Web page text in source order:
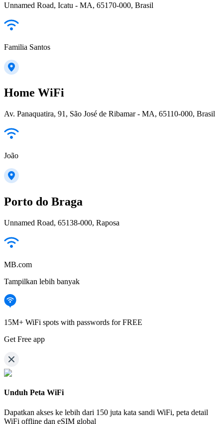
Unnamed Road, Icatu - MA, 65170-000, Brasil
Familia Santos
Home WiFi
Av. Panaquatira, 91, São José de Ribamar - MA, 65110-000, Brasil
João
Porto do Braga
Unnamed Road, 65138-000, Raposa
MB.com
Tampilkan lebih banyak
15M+ WiFi spots with passwords for FREE
Get Free app
Unduh Peta WiFi
Dapatkan akses ke lebih dari 150 juta kata sandi WiFi, peta detail
WiFi offline dan eSIM global